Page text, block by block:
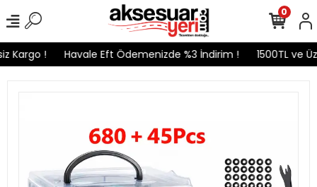
Kargo ! Havale Eft Ödemenizde %3 İndirim ! 1500TL ve
0